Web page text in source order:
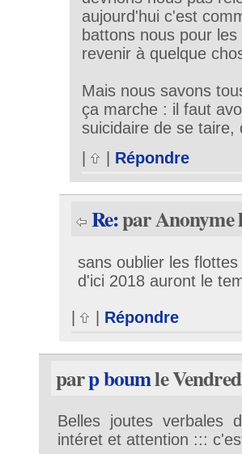
aujourd'hui c'est
battons nous pour
revenir à quelque
Mais nous savons
ça marche : il faut
suicidaire de se
|
Répondre
Re:par Anonyme
sans oublier les
d'ici 2018 auront le
| | Répondre
parp boumle
Belles joutes verbales
intéret et attention :::